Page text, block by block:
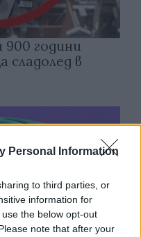
Personal Information
to third parties, or
information for
the below opt-out
note that after your
години
сладолед в